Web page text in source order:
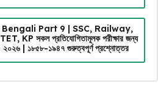
Part 9 | SSC, Railway,
KP সকল প্রতিযোগিতামূলক পরীক্ষার জন্য
২০২৬ | ১৮৫৮-১৯৪৭ গুরুত্বপূর্ণ প্রশ্নোত্তর